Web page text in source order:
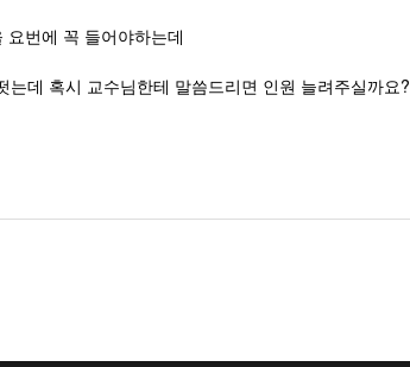
요번에 꼭 들어야하는데
는데 혹시 교수님한테 말씀드리면 인원 늘려주실까요?